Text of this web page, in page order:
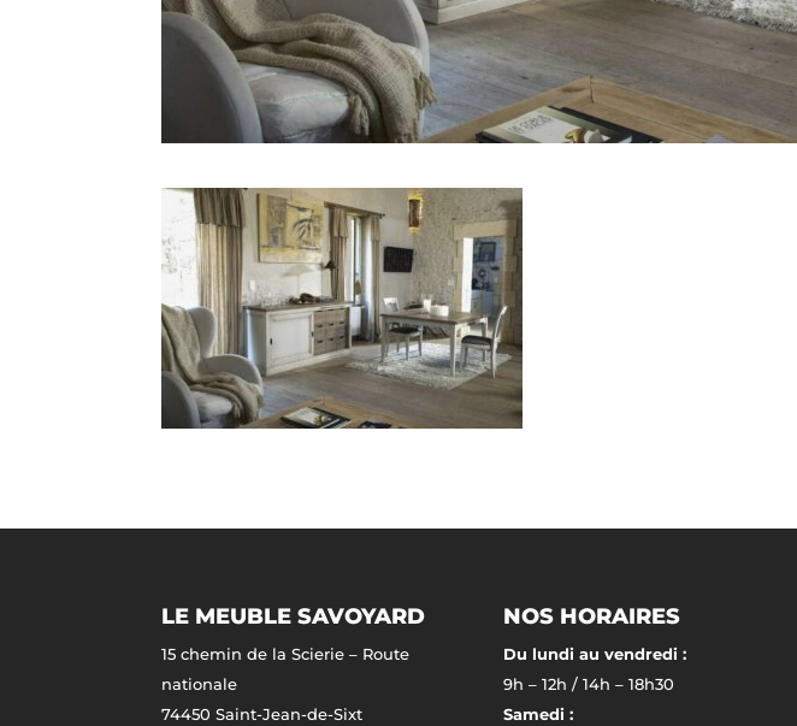
LE MEUBLE SAVOYARD
15 chemin de la Scierie – Route
nationale
74450 Saint-Jean-de-Sixt
NOS HORAIRES
Du lundi au vendredi :
9h – 12h / 14h – 18h30
Samedi :